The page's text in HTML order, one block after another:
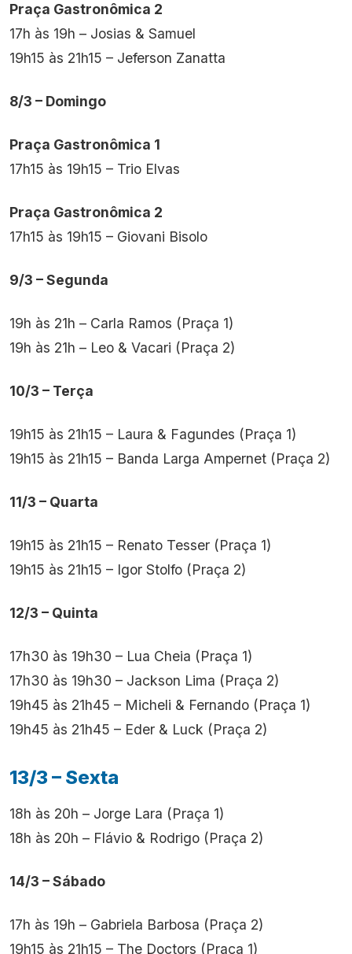
Praça Gastronômica 2
17h às 19h – Josias & Samuel
19h15 às 21h15 – Jeferson Zanatta
8/3 – Domingo
Praça Gastronômica 1
17h15 às 19h15 – Trio Elvas
Praça Gastronômica 2
17h15 às 19h15 – Giovani Bisolo
9/3 – Segunda
19h às 21h – Carla Ramos (Praça 1)
19h às 21h – Leo & Vacari (Praça 2)
10/3 – Terça
19h15 às 21h15 – Laura & Fagundes (Praça 1)
19h15 às 21h15 – Banda Larga Ampernet (Praça 2)
11/3 – Quarta
19h15 às 21h15 – Renato Tesser (Praça 1)
19h15 às 21h15 – Igor Stolfo (Praça 2)
12/3 – Quinta
17h30 às 19h30 – Lua Cheia (Praça 1)
17h30 às 19h30 – Jackson Lima (Praça 2)
19h45 às 21h45 – Micheli & Fernando (Praça 1)
19h45 às 21h45 – Eder & Luck (Praça 2)
13/3 – Sexta
18h às 20h – Jorge Lara (Praça 1)
18h às 20h – Flávio & Rodrigo (Praça 2)
14/3 – Sábado
17h às 19h – Gabriela Barbosa (Praça 2)
19h15 às 21h15 – The Doctors (Praça 1)